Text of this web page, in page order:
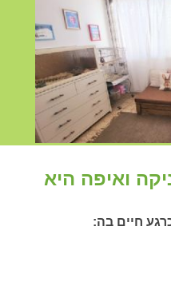
חיים בה:
ואיפה היא